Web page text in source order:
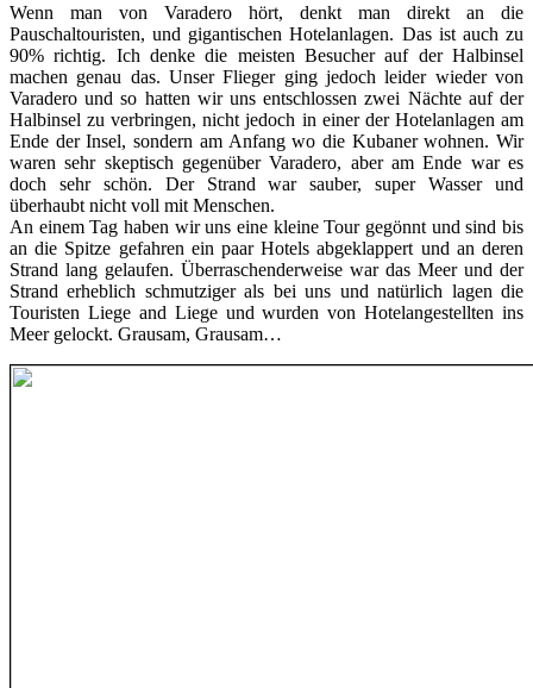
Wenn man von Varadero hört, denkt man direkt an die
Pauschaltouristen, und gigantischen Hotelanlagen. Das ist auch zu
90% richtig. Ich denke die meisten Besucher auf der Halbinsel
machen genau das. Unser Flieger ging jedoch leider wieder von
Varadero und so hatten wir uns entschlossen zwei Nächte auf der
Halbinsel zu verbringen, nicht jedoch in einer der Hotelanlagen am
Ende der Insel, sondern am Anfang wo die Kubaner wohnen. Wir
waren sehr skeptisch gegenüber Varadero, aber am Ende war es
doch sehr schön. Der Strand war sauber, super Wasser und
überhaubt nicht voll mit Menschen.
An einem Tag haben wir uns eine kleine Tour gegönnt und sind bis
an die Spitze gefahren ein paar Hotels abgeklappert und an deren
Strand lang gelaufen. Überraschenderweise war das Meer und der
Strand erheblich schmutziger als bei uns und natürlich lagen die
Touristen Liege and Liege und wurden von Hotelangestellten ins
Meer gelockt. Grausam, Grausam…